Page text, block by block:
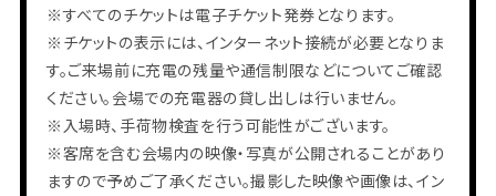
※すべてのチケットは電子チケット発券となります。
※チケットの表示には、インターネット接続が必要となりま
す。ご来場前に充電の残量や通信制限などについてご確認
ください。会場での充電器の貸し出しは行いません。
※入場時、手荷物検査を行う可能性がございます。
※客席を含む会場内の映像・写真が公開されることがあり
ますので予めご了承ください。撮影した映像や画像は、イン